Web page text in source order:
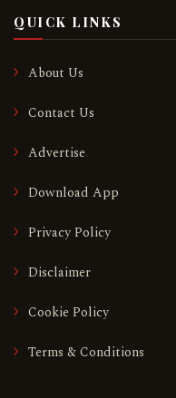
QUICK LINKS
About Us
Contact Us
Advertise
Download App
Privacy Policy
Disclaimer
Cookie Policy
Terms & Conditions